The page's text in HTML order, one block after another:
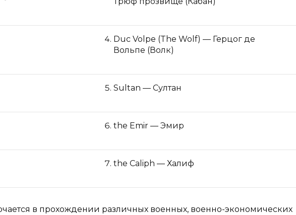
Duc Volpe (The Wolf) — Герцог де
Вольпе (Волк)
Sultan — Султан
the Emir — Эмир
the Caliph — Халиф
в прохождении различных военных, военно-экономических